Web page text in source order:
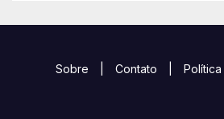
Sobre Contato